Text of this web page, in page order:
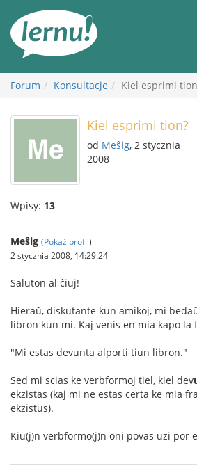
Forum Konsultacje Kiel esprimi
Kiel esprimi tion?
od Meŝig, 2 stycznia
2008
Wpisy: 13
Meŝig (Pokaż profil)
2 stycznia 2008, 14:29:24
Saluton al ĉiuj!
Hieraŭ, diskutante kun amikoj, mi
libron kun mi. Kaj venis en mia kapo la
"Mi estas devunta alporti tiun libron."
Sed mi scias ke verbformoj tiel, kiel dev
ekzistas (kaj mi ne estas certa ke mia
ekzistus).
Kiu(j)n verbformo(j)n oni povas uzi por